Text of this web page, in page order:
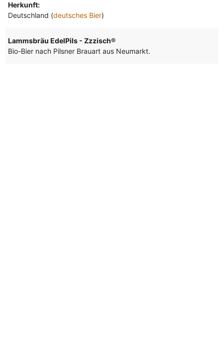
Herkunft:
Deutschland (deutsches Bier)
Lammsbräu EdelPils - Zzzisch®
Bio-Bier nach Pilsner Brauart aus Neumarkt.